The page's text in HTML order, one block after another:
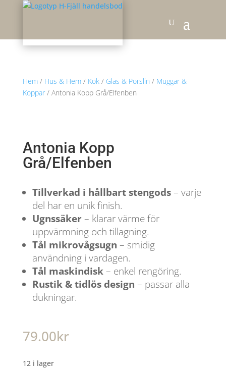
Hem/ Hus & Hem/ Kök/ Glas & Porslin / Muggar &
Koppar/ Antonia Kopp Grå/Elfenben
Antonia Kopp
Grå/Elfenben
Tillverkad i hållbart stengods– varje
del har en unik finish.
Ugnssäker– klarar värme för
uppvärmning och tillagning.
Tål mikrovågsugn – smidig
användning i vardagen.
Tål maskindisk– enkel rengöring.
Rustik & tidlös design – passar alla
dukningar.
79.00kr
12 i lager